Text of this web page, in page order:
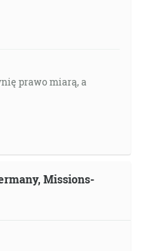
prawo miarą, a
Missions-